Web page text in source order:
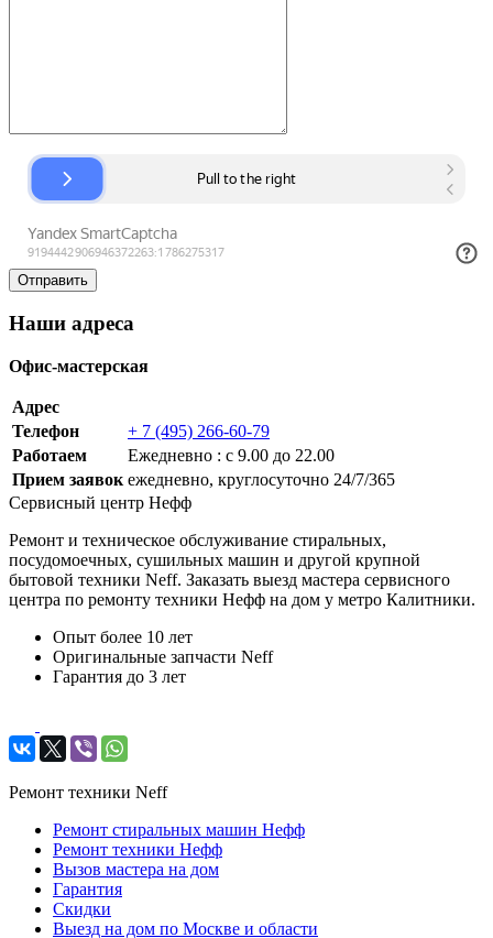
Наши адреса
Офис-мастерская
Адрес
Телефон
+ 7 (495) 266-60-79
Работаем
Ежедневно : с 9.00 до 22.00
Прием заявок ежедневно, круглосуточно 24/7/365
Сервисный центр Нефф
Ремонт и техническое обслуживание стиральных,
посудомоечных, сушильных машин и другой крупной
бытовой техники Neff. Заказать выезд мастера сервисного
центра по ремонту техники Нефф на дом у метро Калитники.
Опыт более 10 лет
Оригинальные запчасти Neff
Гарантия до 3 лет
Ремонт техники Neff
Ремонт стиральных машин Нефф
Ремонт техники Нефф
Вызов мастера на дом
Гарантия
Скидки
Выезд на дом по Москве и области